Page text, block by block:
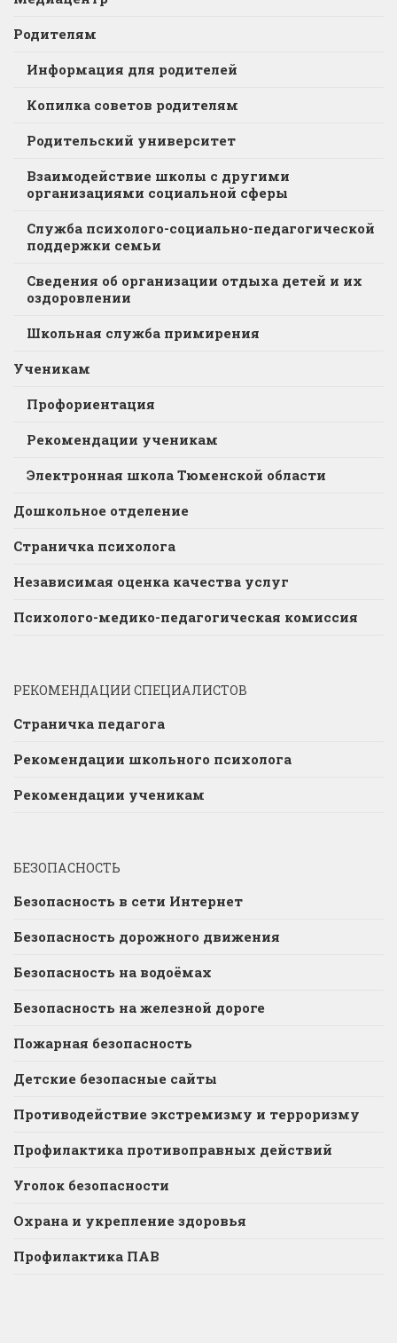
Родителям
Информация для родителей
Копилка советов родителям
Родительский университет
Взаимодействие школы с другими
организациями социальной сферы
Служба психолого-социально-педагогической
поддержки семьи
Сведения об организации отдыха детей и их
оздоровлении
Школьная служба примирения
Ученикам
Профориентация
Рекомендации ученикам
Электронная школа Тюменской области
Дошкольное отделение
Страничка психолога
Независимая оценка качества услуг
Психолого-медико-педагогическая комиссия
РЕКОМЕНДАЦИИ СПЕЦИАЛИСТОВ
Страничка педагога
Рекомендации школьного психолога
Рекомендации ученикам
БЕЗОПАСНОСТЬ
Безопасность в сети Интернет
Безопасность дорожного движения
Безопасность на водоёмах
Безопасность на железной дороге
Пожарная безопасность
Детские безопасные сайты
Противодействие экстремизму и терроризму
Профилактика противоправных действий
Уголок безопасности
Охрана и укрепление здоровья
Профилактика ПАВ